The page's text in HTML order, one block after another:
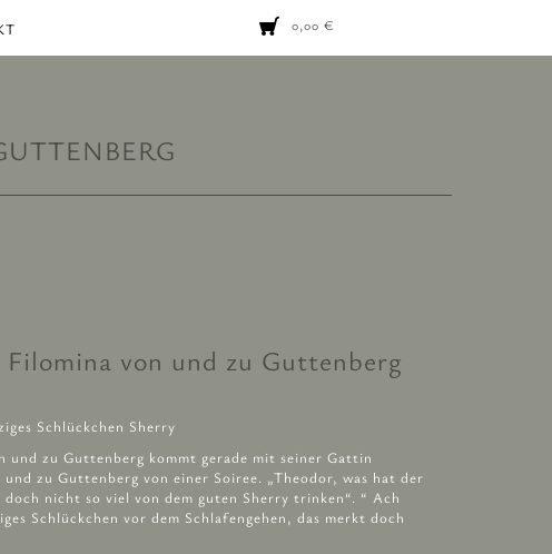
0,00 €
von und zu Guttenberg
Schlückchen Sherry
und zu Guttenberg kommt gerade mit seiner Gattin
zu Guttenberg von einer Soiree. „Theodor, was hat der
nicht so viel von dem guten Sherry trinken“. “ Ach
Schlückchen vor dem Schlafengehen, das merkt doch